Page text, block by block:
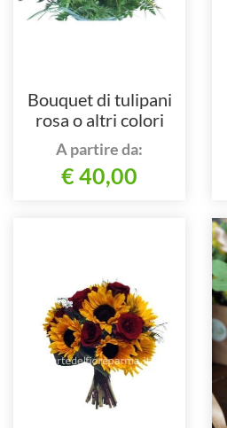
Bouquet di tulipani
rosa o altri colori
secondo disponibilità
stagionale e del
negozio
A partire da:
€ 40,00